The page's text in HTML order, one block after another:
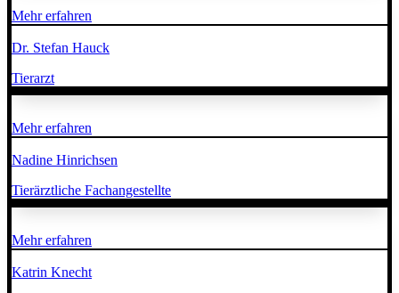
Mehr erfahren
Dr. Stefan Hauck
Tierarzt
Mehr erfahren
Nadine Hinrichsen
Tierärztliche Fachangestellte
Mehr erfahren
Katrin Knecht